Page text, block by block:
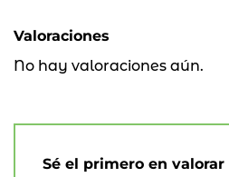
Valoraciones
No hay valoraciones aún.
Sé el primero en valorar